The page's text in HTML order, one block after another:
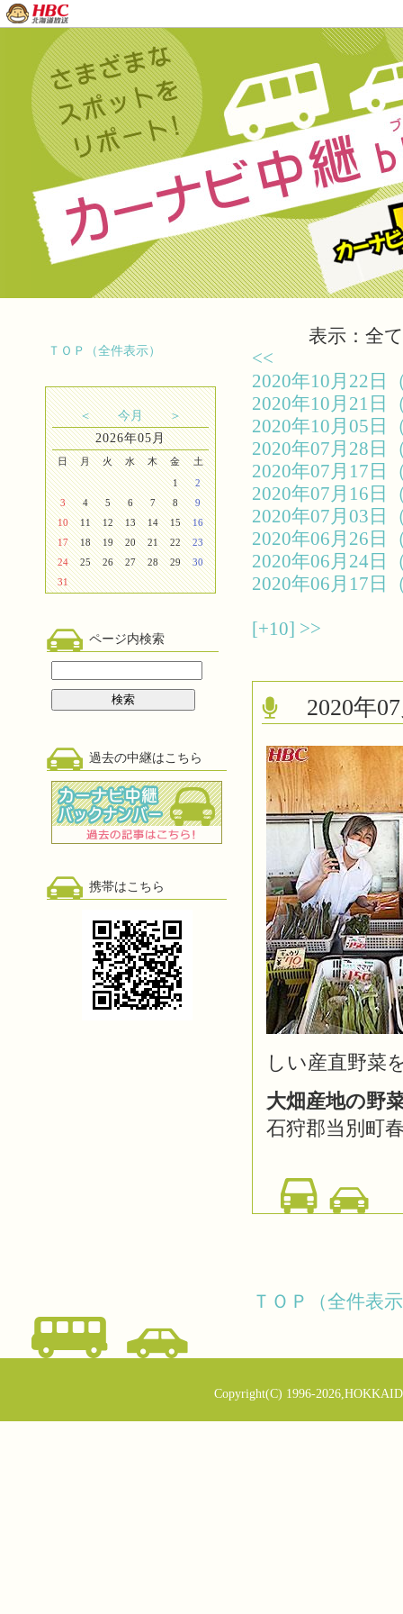
ＴＯＰ（全件表示）
＜ 今月
＞
2026年05月
日 月 火 水 木 金
土
1
2
3
4 5 6 7 8
9
10
11 12 13 14 15
16
17
18 19 20 21 22
23
24
25 26 27 28 29
30
31
ページ内検索
過去の中継はこちら
携帯はこちら
表示：全て
<<
2020年10月22
2020年10月21
2020年10月05
2020年07月28
2020年07月17
2020年07月16
2020年07月03
2020年06月26
2020年06月24
2020年06月17
[+10] >>
2020年
しい産直野菜
大畑産地の野
石狩郡当別町
ＴＯＰ（全件表
Copyright(C) 1996-